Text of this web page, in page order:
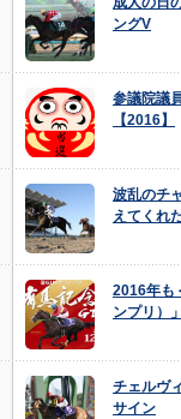
ングV
参議院議
【2016】
波乱のチ
えてくれ
2016年も
ンプリ）」
チェルヴ
サイン